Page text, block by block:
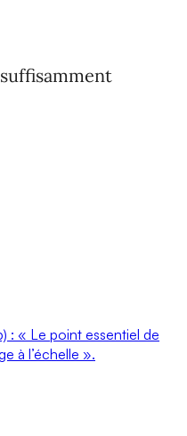
: « Le point essentiel de
à l’échelle ».